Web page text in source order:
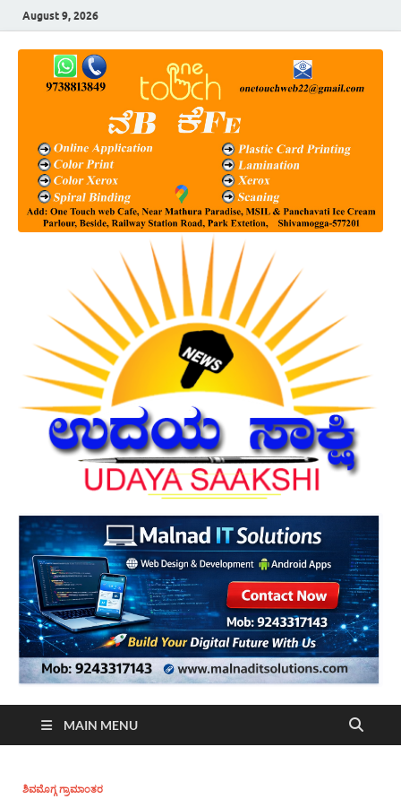
August 9, 2026
MAIN MENU
ಶಿವಮೊಗ್ಗ ಗ್ರಾಮಾಂತರ